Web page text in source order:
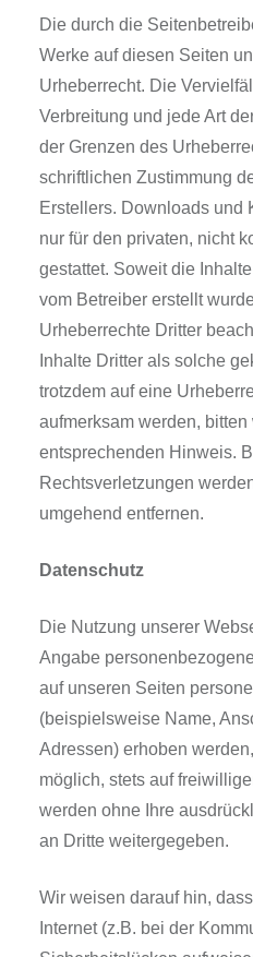
Die durch die
Werke auf diesen Seiten
Urheberrecht. Die
Verbreitung und jede Art
der Grenzen des
schriftlichen Zustimmung
Erstellers. Downloads und
nur für den privaten, nicht
gestattet. Soweit die
vom Betreiber erstellt
Urheberrechte Dritter
Inhalte Dritter als solche
trotzdem auf eine
aufmerksam werden, bitten
entsprechenden Hinweis.
Rechtsverletzungen
umgehend entfernen.
Datenschutz
Die Nutzung unserer
Angabe
auf unseren Seiten
(beispielsweise Name,
Adressen) erhoben
möglich, stets auf
werden ohne Ihre
an Dritte weitergegeben.
Wir weisen darauf hin,
Internet (z.B. bei der